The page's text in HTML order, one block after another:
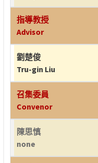
指導教授
Advisor
劉楚俊
Tru-gin Liu
召集委員
Convenor
陳思慎
none